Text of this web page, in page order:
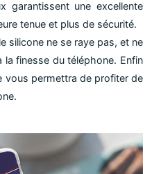
garantissent une excellente
tenue et plus de sécurité.
silicone ne se raye pas, et ne
finesse du téléphone. Enfin
vous permettra de profiter de